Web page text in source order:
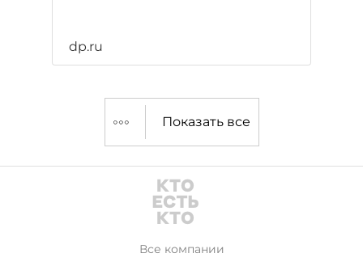
dp.ru
Показать все
Все компании